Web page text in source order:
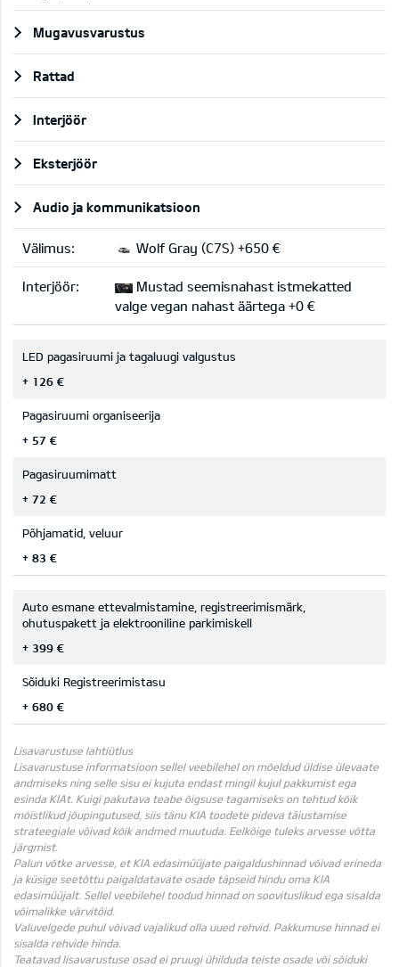
Mugavusvarustus
Rattad
Interjöör
Eksterjöör
Audio ja kommunikatsioon
Välimus: Wolf Gray (C7S) +650 €
Interjöör:
Mustad seemisnahast istmekatted
valge vegan nahast äärtega +0 €
LED pagasiruumi ja tagaluugi valgustus
+ 126 €
Pagasiruumi organiseerija
+ 57 €
Pagasiruumimatt
+ 72 €
Põhjamatid, veluur
+ 83 €
Auto esmane ettevalmistamine, registreerimismärk,
ohutuspakett ja elektrooniline parkimiskell
+ 399 €
Sõiduki Registreerimistasu
+ 680 €
Lisavarustuse lahtiütlus
Lisavarustuse informatsioon sellel veebilehel on mõeldud üldise ülevaate
andmiseks ning selle sisu ei kujuta endast mingil kujul pakkumist ega
esinda KIAt. Kuigi pakutava teabe õigsuse tagamiseks on tehtud kõik
mõistlikud jõupingutused, siis tänu KIA toodete pideva täiustamise
strateegiale võivad kõik andmed muutuda. Eelkõige tuleks arvesse võtta
järgmist.
Palun võtke arvesse, et KIA edasimüüjate paigaldushinnad võivad erineda
ja küsige seetõttu paigaldatavate osade täpseid hindu oma KIA
edasimüüjalt. Sellel veebilehel toodud hinnad on soovituslikud ega sisalda
võimalikke värvitöid.
Valuvelgede puhul võivad vajalikud olla uued rehvid. Pakkumuse hinnad ei
sisalda rehvide hinda.
Teatavad lisavarustuse osad ei pruugi ühilduda teiste osade või sõiduki